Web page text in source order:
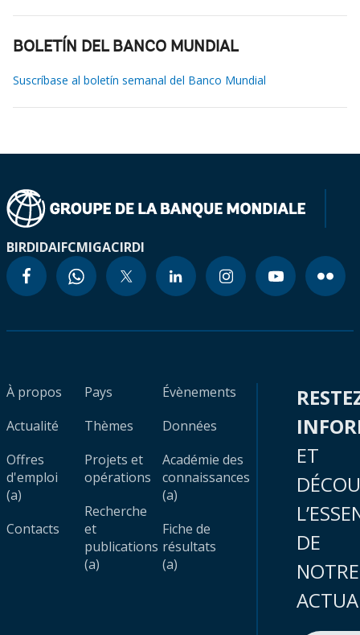
BOLETÍN DEL BANCO MUNDIAL
Suscríbase al boletín semanal del Banco Mundial
BIRDIDAIFCMIGACIRDI
À propos
Actualité
Offres
d'emploi
(a)
Contacts
Pays
Thèmes
Projets et
opérations
Recherche
et
publications
(a)
Évènements
Données
Académie des
connaissances
(a)
Fiche de
résultats
(a)
ET
DE
NOTRE